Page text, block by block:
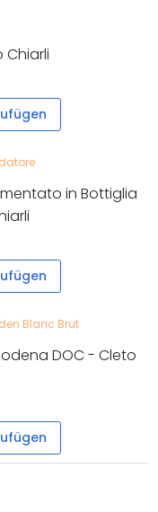
Chiarli
in Bottiglia
DOC - Cleto